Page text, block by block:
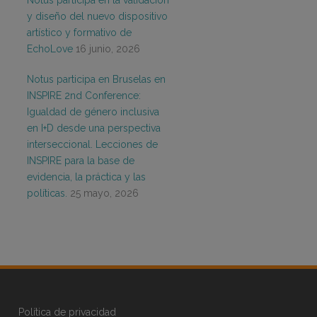
y diseño del nuevo dispositivo
artístico y formativo de
EchoLove 16 junio, 2026
Notus participa en Bruselas en
INSPIRE 2nd Conference:
Igualdad de género inclusiva
en I+D desde una perspectiva
interseccional. Lecciones de
INSPIRE para la base de
evidencia, la práctica y las
políticas. 25 mayo, 2026
Política de privacidad